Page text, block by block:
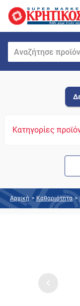
Κατηγορίες
Αρχική > Καθαριότητα >